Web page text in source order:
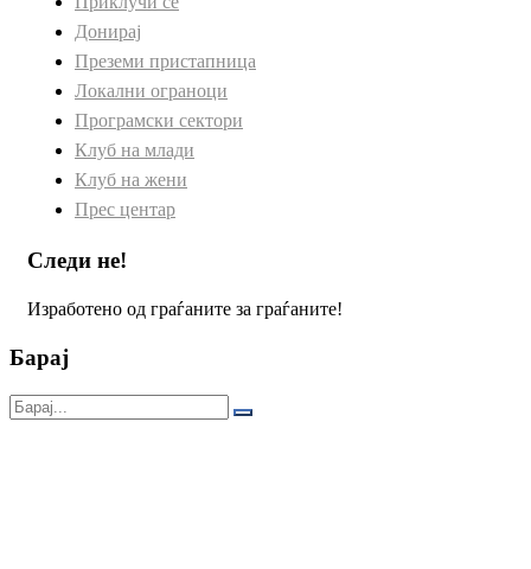
Донирај
Преземи пристапница
Локални ограноци
Програмски сектори
Клуб на млади
Клуб на жени
Прес центар
Следи не!
Изработено од граѓаните за граѓаните!
Барај